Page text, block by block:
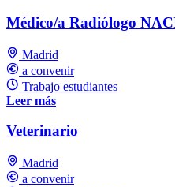
Médico/a Radiólogo
Madrid
a convenir
Trabajo estudiantes
Leer más
Veterinario
Madrid
a convenir